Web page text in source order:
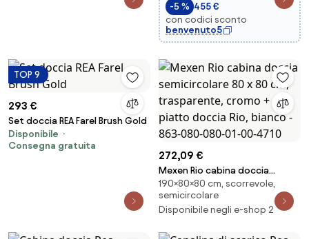
doccia Flat, bianco - 863-090-
-5 % 455 €
con codici sconto
benvenuto5
TOP 9
293 €
Set doccia REA Farel Brush Gold
Disponibile
Consegna gratuita
272,09 €
Mexen Rio cabina doccia
semicircolare 80 x 80 cm,
trasparente, cromo + piatto
doccia Rio, bianco - 863-080-
190×80×80 cm, scorrevole,
semicircolare
Disponibile negli e-shop 2